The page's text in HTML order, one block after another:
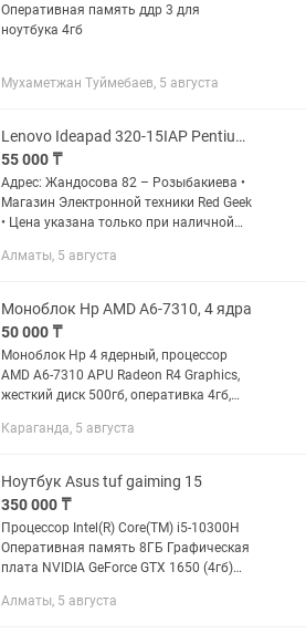
Оперативная память ддр 3 для
ноутбука 4гб
Мухаметжан Туймебаев, 5 августа
Lenovo Ideapad 320-15IAP Pentium N4200 HDD 500GB Магазин Red Geek
55 000 ₸
Адрес: Жандосова 82 – Розыбакиева •
Магазин Электронной техники Red Geek
• Цена указана только при наличной
от суммы которая на витрине •
Алматы, 5 августа
Моноблок Hp AMD A6-7310, 4 ядра
50 000 ₸
Моноблок Hp 4 ядерный, процессор
AMD A6-7310 APU Radeon R4 Graphics,
жесткий диск 500гб, оперативка 4гб,
смотрите все на фото, Моноблок в
Караганда, 5 августа
Ноутбук Asus tuf gaiming 15
350 000 ₸
Процессор Intel(R) Core(TM) i5-10300H
Оперативная память 8ГБ Графическая
плата NVIDIA GeForce GTX 1650 (4гб)
опреационная система Зарядка своя.
Алматы, 5 августа